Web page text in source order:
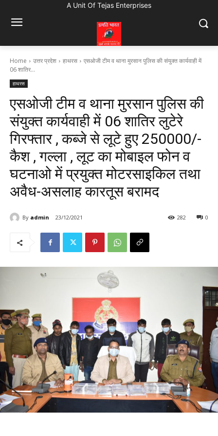
A Unit Of Tejas Enterprises
Home उत्तर प्रदेश हाथरस
एसओजी टीम व थाना मुरसान पुलिस की संयुक्त कार्यवाही में
06 शातिर...
हाथरस
एसओजी टीम व थाना मुरसान पुलिस की
संयुक्त कार्यवाही में 06 शातिर लुटेरे
गिरफ्तार , कब्जे से लूटे हुए ₹250000/-
कैश , गल्ला , लूट का मोबाइल फोन व
घटनाओ में प्रयुक्त मोटरसाइकिल तथा
अवैध-असलाह कारतूस बरामद
By admin 23/12/2021 0
282